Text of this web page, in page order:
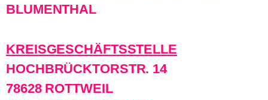
BLUMENTHAL
KREISGESCHÄFTSSTELLE
HOCHBRÜCKTORSTR. 14
78628 ROTTWEIL